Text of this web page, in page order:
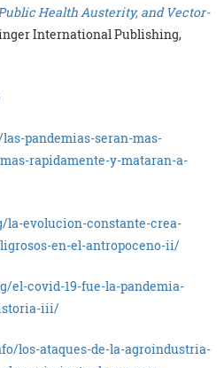
Health Austerity, and Vector-
International Publishing,
pandemias-seran-mas-
rapidamente-y-mataran-a-
la-evolucion-constante-crea-
en-el-antropoceno-ii/
el-covid-19-fue-la-pandemia-
iii/
los-ataques-de-la-agroindustria-